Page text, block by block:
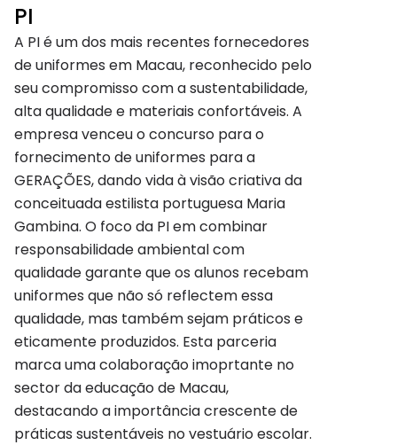
PI
A PI é um dos mais recentes fornecedores
de uniformes em Macau, reconhecido pelo
seu compromisso com a sustentabilidade,
alta qualidade e materiais confortáveis. A
empresa venceu o concurso para o
fornecimento de uniformes para a
GERAÇÕES, dando vida à visão criativa da
conceituada estilista portuguesa Maria
Gambina. O foco da PI em combinar
responsabilidade ambiental com
qualidade garante que os alunos recebam
uniformes que não só reflectem essa
qualidade, mas também sejam práticos e
eticamente produzidos. Esta parceria
marca uma colaboração imoprtante no
sector da educação de Macau,
destacando a importância crescente de
práticas sustentáveis no vestuário escolar.